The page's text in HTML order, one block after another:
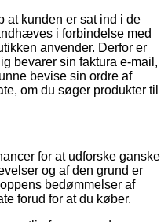
kunden er sat ind i de
i forbindelse med
anvender. Derfor er
bevarer sin faktura e-mail,
bevise sin ordre af
om du søger produkter til
for at udforske ganske
og af den grund er
bedømmelser af
forud for at du køber.